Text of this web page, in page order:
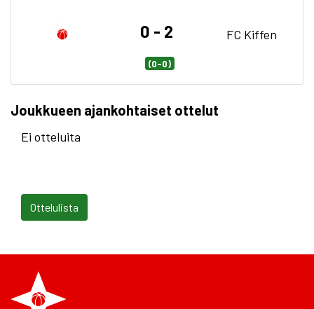
0 - 2 FC Kiffen
(0-0)
Joukkueen ajankohtaiset ottelut
Ei otteluita
Ottelulista